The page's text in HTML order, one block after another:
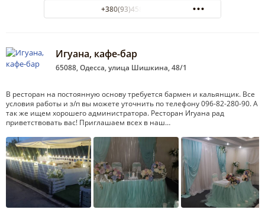
+380(93)458-45-55
Игуана, кафе-бар
65088, Одесса, улица Шишкина, 48/1
В ресторан на постоянную основу требуется бармен и кальянщик. Все
условия работы и з/п вы можете уточнить по телефону 096-82-280-90. А
так же ищем хорошего администратора. Ресторан Игуана рад
приветствовать вас! Приглашаем всех в наш…